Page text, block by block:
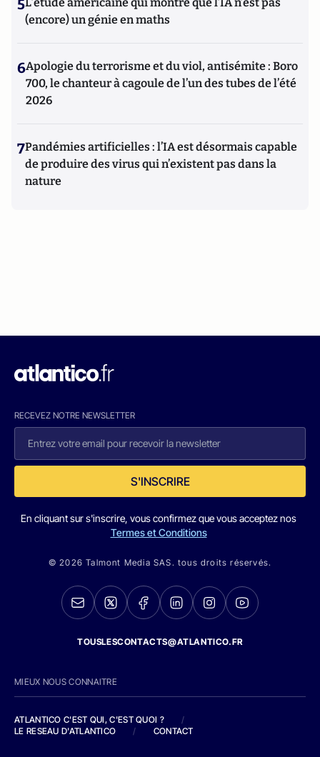
5L’étude américaine qui montre que l’IA n’est pas
(encore) un génie en maths
6Apologie du terrorisme et du viol, antisémite : Boro
700, le chanteur à cagoule de l’un des tubes de l’été
2026
7Pandémies artificielles : l’IA est désormais capable
de produire des virus qui n’existent pas dans la
nature
RECEVEZ NOTRE NEWSLETTER
S'INSCRIRE
En cliquant sur s'inscrire, vous confirmez que vous acceptez nos
Termes et Conditions
© 2026 Talmont Media SAS. tous droits réservés.
TOUSLESCONTACTS@ATLANTICO.FR
MIEUX NOUS CONNAITRE
ATLANTICO C'EST QUI, C'EST QUOI ?
/
LE RESEAU D'ATLANTICO
/ CONTACT